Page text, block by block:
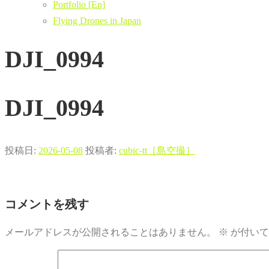
Portfolio [En]
Flying Drones in Japan
DJI_0994
DJI_0994
投稿日: 2026-05-08 投稿者: cubic-tt［島空撮］
コメントを残す
メールアドレスが公開されることはありません。 ※ が付い